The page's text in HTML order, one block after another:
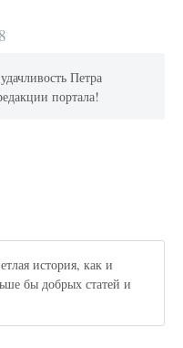
Петра
портала!
история, как и
бы добрых статей и